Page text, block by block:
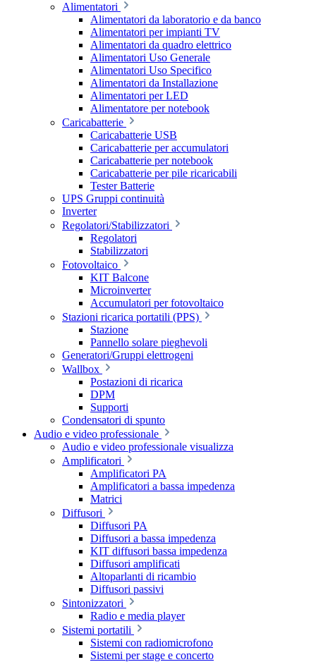
Alimentatori
Alimentatori da laboratorio e da banco
Alimentatori per impianti TV
Alimentatori da quadro elettrico
Alimentatori Uso Generale
Alimentatori Uso Specifico
Alimentatori da Installazione
Alimentatori per LED
Alimentatore per notebook
Caricabatterie
Caricabatterie USB
Caricabatterie per accumulatori
Caricabatterie per notebook
Caricabatterie per pile ricaricabili
Tester Batterie
UPS Gruppi continuità
Inverter
Regolatori/Stabilizzatori
Regolatori
Stabilizzatori
Fotovoltaico
KIT Balcone
Microinverter
Accumulatori per fotovoltaico
Stazioni ricarica portatili (PPS)
Stazione
Pannello solare pieghevoli
Generatori/Gruppi elettrogeni
Wallbox
Postazioni di ricarica
DPM
Supporti
Condensatori di spunto
Audio e video professionale
Audio e video professionale visualizza
Amplificatori
Amplificatori PA
Amplificatori a bassa impedenza
Matrici
Diffusori
Diffusori PA
Diffusori a bassa impedenza
KIT diffusori bassa impedenza
Diffusori amplificati
Altoparlanti di ricambio
Diffusori passivi
Sintonizzatori
Radio e media player
Sistemi portatili
Sistemi con radiomicrofono
Sistemi per stage e concerto